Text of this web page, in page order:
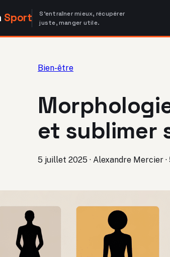
Sport
S'entraîner mieux, récupérer
juste, manger utile.
Bien-être
et sublimer
5 juillet 2025 · Alexandre Mercier ·